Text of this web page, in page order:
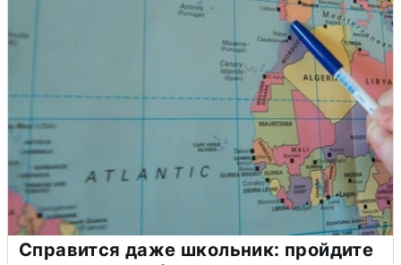
Справится даже школьник: пройдите